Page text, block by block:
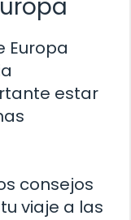
Europa
estar
consejos
viaje a las